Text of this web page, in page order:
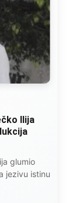
Ilija
glumio
jezivu istinu